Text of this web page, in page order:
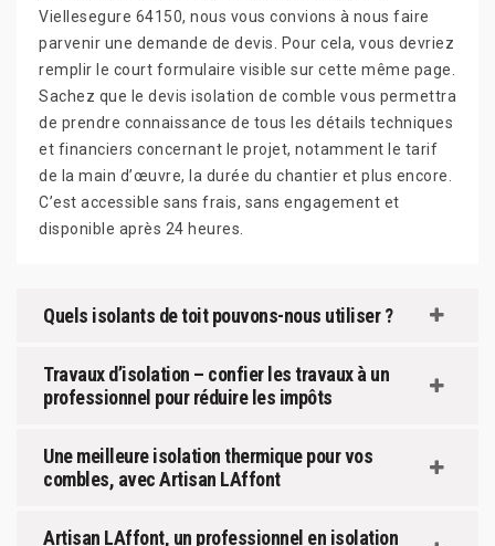
Viellesegure 64150, nous vous convions à nous faire
parvenir une demande de devis. Pour cela, vous devriez
remplir le court formulaire visible sur cette même page.
Sachez que le devis isolation de comble vous permettra
de prendre connaissance de tous les détails techniques
et financiers concernant le projet, notamment le tarif
de la main d’œuvre, la durée du chantier et plus encore.
C’est accessible sans frais, sans engagement et
disponible après 24 heures.
Quels isolants de toit pouvons-nous utiliser ?
Travaux d’isolation – confier les travaux à un
professionnel pour réduire les impôts
Une meilleure isolation thermique pour vos
combles, avec Artisan LAffont
Artisan LAffont, un professionnel en isolation